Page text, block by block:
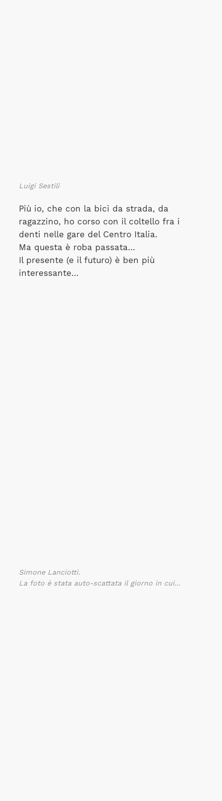
Luigi Sestili
Più io, che con la bici da strada, da
ragazzino, ho corso con il coltello fra i
denti nelle gare del Centro Italia.
Ma questa è roba passata…
Il presente (e il futuro) è ben più
interessante…
Simone Lanciotti.
La foto è stata auto-scattata il giorno in cui...